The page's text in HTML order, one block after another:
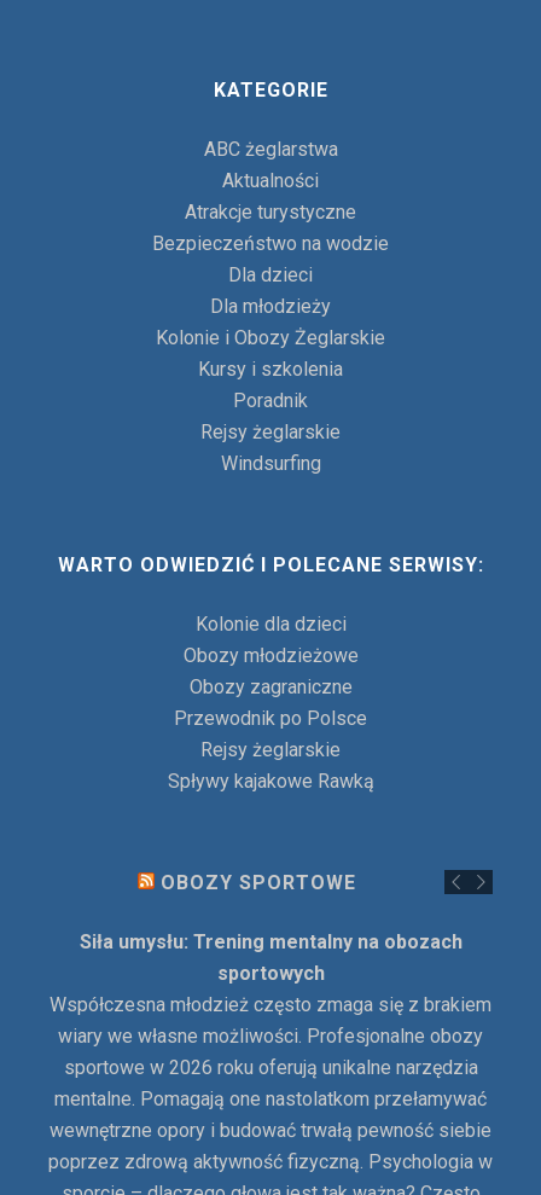
KATEGORIE
ABC żeglarstwa
Aktualności
Atrakcje turystyczne
Bezpieczeństwo na wodzie
Dla dzieci
Dla młodzieży
Kolonie i Obozy Żeglarskie
Kursy i szkolenia
Poradnik
Rejsy żeglarskie
Windsurfing
WARTO ODWIEDZIĆ I POLECANE SERWISY:
Kolonie dla dzieci
Obozy młodzieżowe
Obozy zagraniczne
Przewodnik po Polsce
Rejsy żeglarskie
Spływy kajakowe Rawką
OBOZY SPORTOWE
Siła umysłu: Trening mentalny na obozach
sportowych
Współczesna młodzież często zmaga się z brakiem
wiary we własne możliwości. Profesjonalne obozy
sportowe w 2026 roku oferują unikalne narzędzia
mentalne. Pomagają one nastolatkom przełamywać
wewnętrzne opory i budować trwałą pewność siebie
poprzez zdrową aktywność fizyczną. Psychologia w